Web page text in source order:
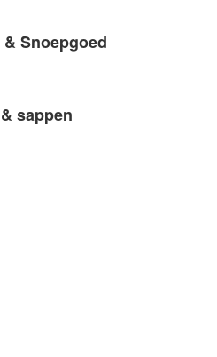
Snoepgoed
sappen